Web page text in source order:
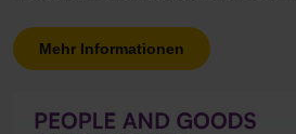
Mehr Informationen